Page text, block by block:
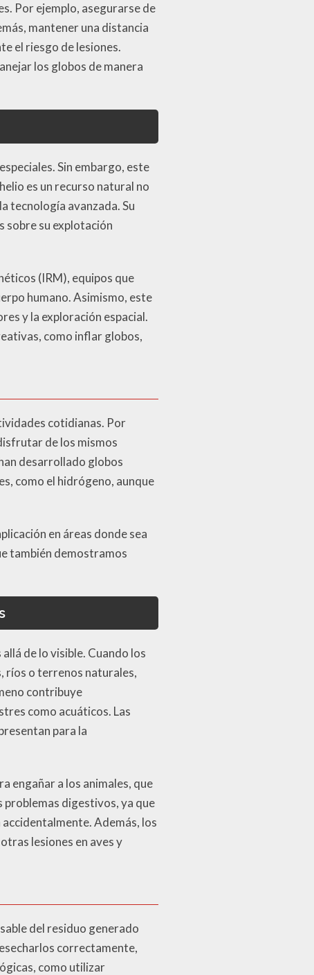
Por ejemplo, asegurarse de
mantener una distancia
el riesgo de lesiones.
los globos de manera
Sin embargo, este
es un recurso natural no
tecnología avanzada. Su
sobre su explotación
(IRM), equipos que
humano. Asimismo, este
y la exploración espacial.
como inflar globos,
cotidianas. Por
de los mismos
desarrollado globos
como el hidrógeno, aunque
en áreas donde sea
también demostramos
de lo visible. Cuando los
ríos o terrenos naturales,
contribuye
como acuáticos. Las
para la
engañar a los animales, que
problemas digestivos, ya que
Además, los
lesiones en aves y
del residuo generado
correctamente,
como utilizar